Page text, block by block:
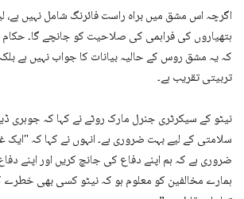
اگرچہ اس مشق میں براہ راست فائرنگ شامل نہیں ہے،
ہتھیاروں کی فراہمی کی صلاحیت کو جانچے گا۔ حکام
کہ یہ مشق روس کے حالیہ بیانات کا جواب نہیں ہے
تربیتی تقریب ہے۔
نیٹو کے سیکرٹری جنرل مارک روٹے نے کہا کہ جوہری
سلامتی کے لیے بہت ضروری ہے۔ انہوں نے کہا کہ "ایک
ضروری ہے کہ ہم اپنے دفاع کی جانچ کریں اور اپنے
ہمارے مخالفین کو معلوم ہو کہ نیٹو کسی بھی خطرے